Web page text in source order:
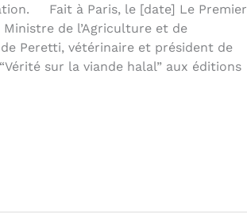
Fait à Paris, le [date] Le Premier
de l’Agriculture et de
Peretti, vétérinaire et président de
sur la viande halal” aux éditions